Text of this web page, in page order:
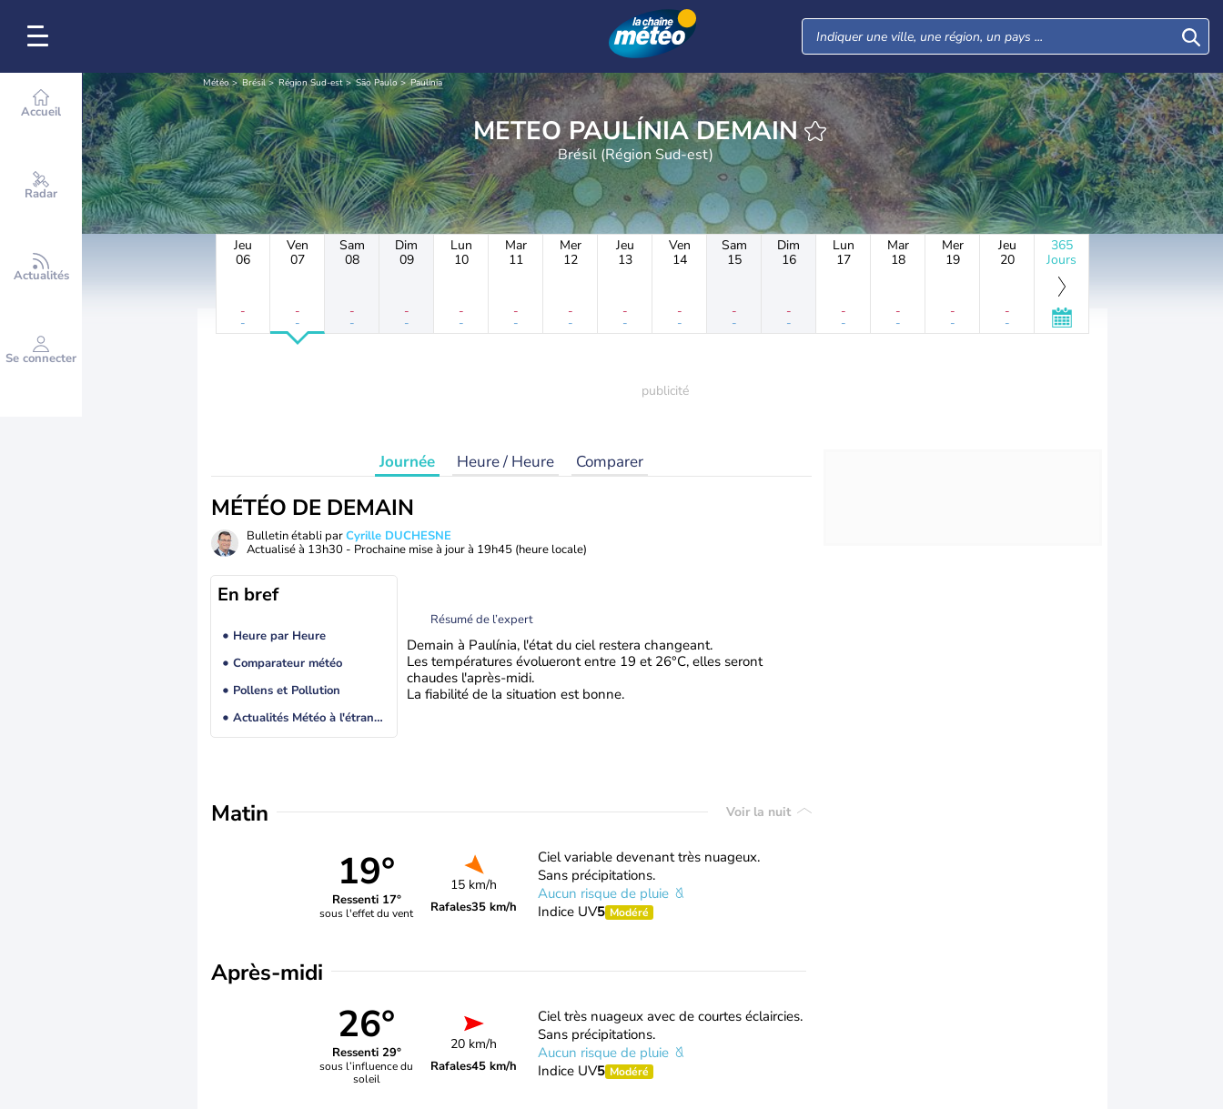
Accueil
Radar
Actualités
Se connecter
Météo Brésil Région Sud-est São Paulo Paulínia
METEO PAULÍNIA DEMAIN
Brésil (Région Sud-est)
Jeu
06
-
-
Ven
07
-
-
Sam
08
-
-
Dim
09
-
-
Lun
10
-
-
Mar
11
-
-
Mer
12
-
-
Jeu
13
-
-
Ven
14
-
-
Sam
15
-
-
Dim
16
-
-
Lun
17
-
-
Mar
18
-
-
Mer
19
-
-
Jeu
20
-
-
365
Jours
Journée Heure / Heure Comparer
MÉTÉO DE DEMAIN
Bulletin établi parCyrille DUCHESNE
Actualisé à 13h30 - Prochaine mise à jour à 19h45 (heure locale)
En bref
Heure par Heure
Comparateur météo
Pollens et Pollution
Actualités Météo à l'étranger
Résumé de l’expert
Demain à Paulínia, l'état du ciel restera changeant.
Les températures évolueront entre 19 et 26°C, elles seront
chaudes l'après-midi.
La fiabilité de la situation est bonne.
Matin Voir la nuit
19°
Ressenti 17°
sous l'effet du vent
15 km/h
Rafales35 km/h
Ciel variable devenant très nuageux.
Sans précipitations.
Aucun risque de pluie
Indice UV5 Modéré
Après-midi
26°
Ressenti 29°
sous l’influence du
soleil
20 km/h
Rafales45 km/h
Ciel très nuageux avec de courtes éclaircies.
Sans précipitations.
Aucun risque de pluie
Indice UV5 Modéré